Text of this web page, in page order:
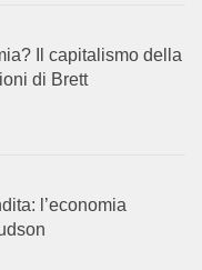
Il capitalismo della
di Brett
l’economia